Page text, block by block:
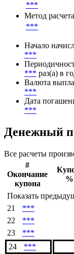
***
Метод
***
Начало
***
*** раз(а) в
Валюта
***
Дата
***
Денежный
Все расчеты
#
Окончание
купона
%
Показать
21
***
22
***
23
***
24
***